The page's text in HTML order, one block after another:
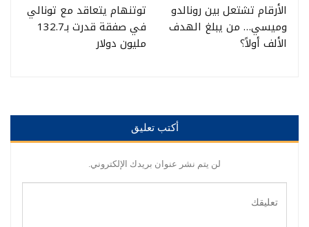
الأرقام تشتعل بين رونالدو
وميسي… من يبلغ الهدف
الألف أولاً؟
توتنهام يتعاقد مع تونالي
في صفقة قدرت بـ132.7
مليون دولار
أكتب تعليق
لن يتم نشر عنوان بريدك الإلكتروني.